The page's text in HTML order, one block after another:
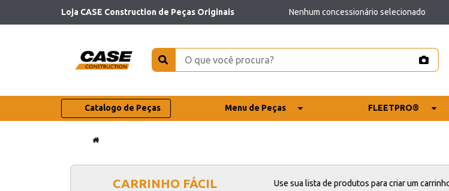
Loja CASE Construction de Peças Originais Nenhum concessionário selecionado
Catalogo de Peças Menu de Peças FLEETPRO®
CARRINHO FÁCIL Use sua lista de produtos para criar um